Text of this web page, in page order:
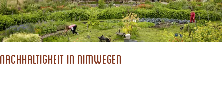
d
t
e
n
H
a
n
s
g
i
o
A
e
r
u
n
m
m
e
r
Nachhaltigkeit in Nimwegen